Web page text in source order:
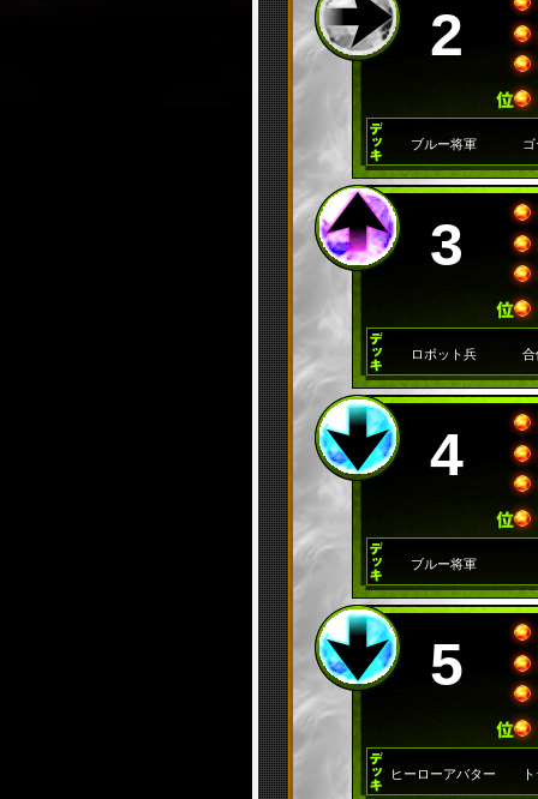
2
ブルー将軍
3
ロボット兵 合
4
ブルー将軍
5
ヒーローアバター